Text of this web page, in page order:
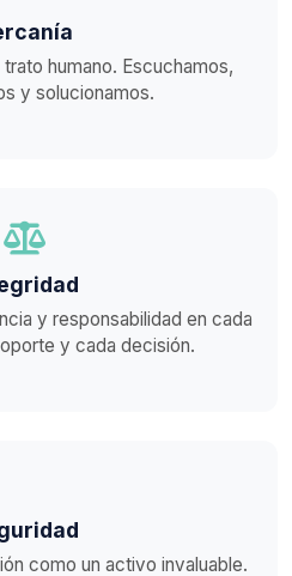
humano. Escuchamos,
y solucionamos.
y responsabilidad en cada
y cada decisión.
como un activo invaluable.